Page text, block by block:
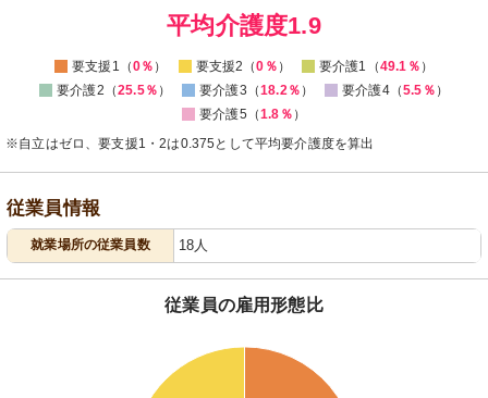
0
平均介護度1.9
要支援1（0％ ） 要支援2（0％ ） 要介護1（49.1％ ）
要介護2（25.5％ ） 要介護3（18.2％ ） 要介護4（5.5％ ）
要介護5（1.8％ ）
※自立はゼロ、要支援1・2は0.375として平均要介護度を算出
従業員情報
就業場所の従業員数 18人
従業員の雇用形態比